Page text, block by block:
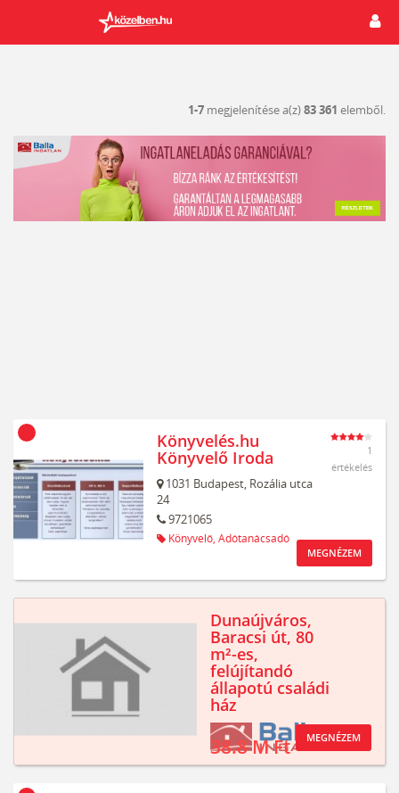
1-7 megjelenítése a(z)83 361 elemből.
Könyvelés.hu
Könyvelő Iroda
1031 Budapest, Rozália utca
24
9721065
Könyvelő, Adótanácsadó
1
értékelés
MEGNÉZEM
Dunaújváros,
Baracsi út, 80
m²-es,
felújítandó
állapotú családi
ház
38.8 M Ft MEGNÉZEM